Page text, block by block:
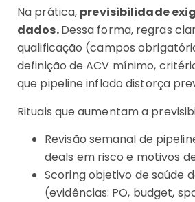
Na prática, previsibilidade
dados.Dessa forma, regras
qualificação (campos
definição de ACV mínimo,
que pipeline inflado distorça
Rituais que aumentam a
Revisão semanal de
deals em risco e motivos
Scoring objetivo de saúde
(evidências: PO, budget,